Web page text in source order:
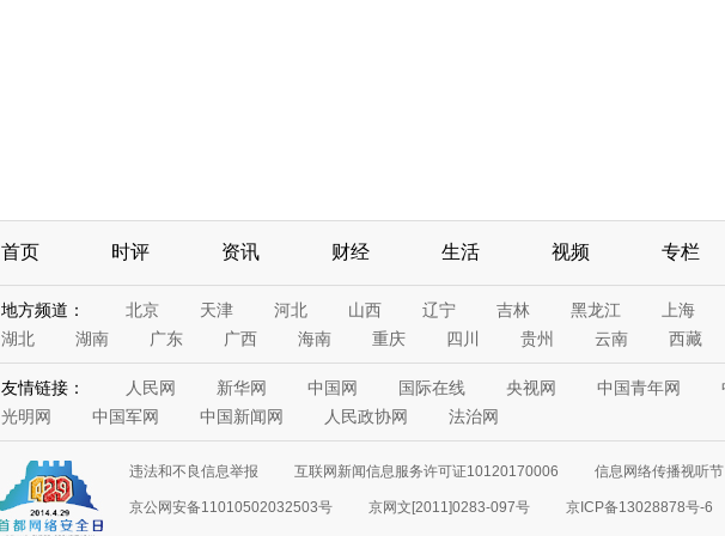
首页 时评 资讯 财经 生活 视频 专栏
地方频道： 北京 天津 河北 山西 辽宁 吉林 黑龙江
上海
湖北
湖南 广东 广西 海南 重庆 四川 贵州 云南 西藏
友情链接： 人民网 新华网 中国网 国际在线 央视网 中国青年网
光明网
中国军网 中国新闻网 人民政协网 法治网
违法和不良信息举报 互联网新闻信息服务许可证10120170006 信息网络传播视听
京公网安备11010502032503号 京网文[2011]0283-097号 京ICP备13028878号-6